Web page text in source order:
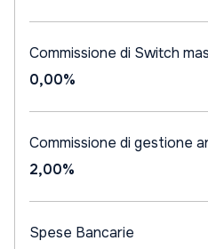
Commissione di Switch
0,00%
Commissione di gestione
2,00%
Spese Bancarie